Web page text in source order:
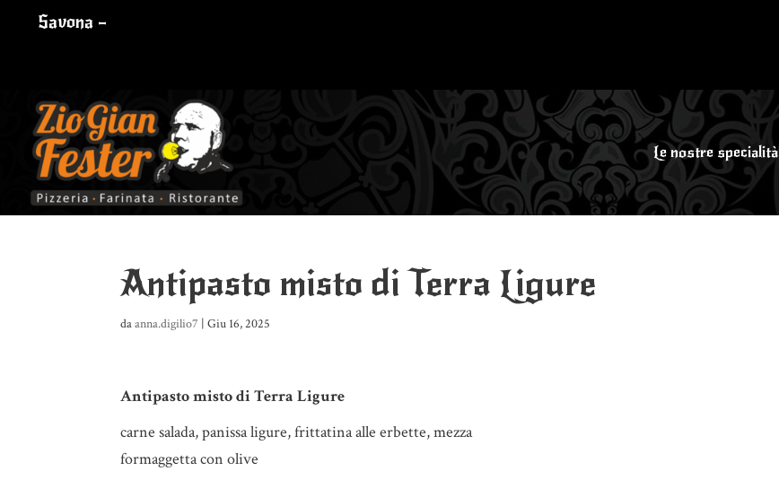
Savona –
Le nostre specialità
Antipasto misto di Terra Ligure
daanna.digilio7 |Giu 16, 2025
Antipasto misto di Terra Ligure
carne salada, panissa ligure, frittatina alle erbette, mezza
formaggetta con olive